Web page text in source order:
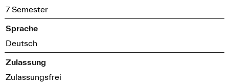
7 Semester
Sprache
Deutsch
Zulassung
Zulassungsfrei